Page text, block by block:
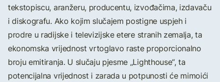
tekstopiscu, aranžeru, producentu, izvođačima, izdavaču
i diskografu. Ako kojim slučajem postigne uspjeh i
prodre u radijske i televizijske etere stranih zemalja, ta
ekonomska vrijednost vrtoglavo raste proporcionalno
broju emitiranja. U slučaju pjesme „Lighthouse“, ta
potencijalna vrijednost i zarada u potpunosti će mimoići